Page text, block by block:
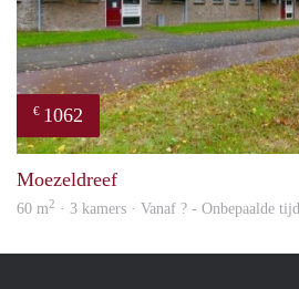
€ 1062
Moezeldreef
60 m2 · 3 kamers · Vanaf ? - Onbepaalde tijd